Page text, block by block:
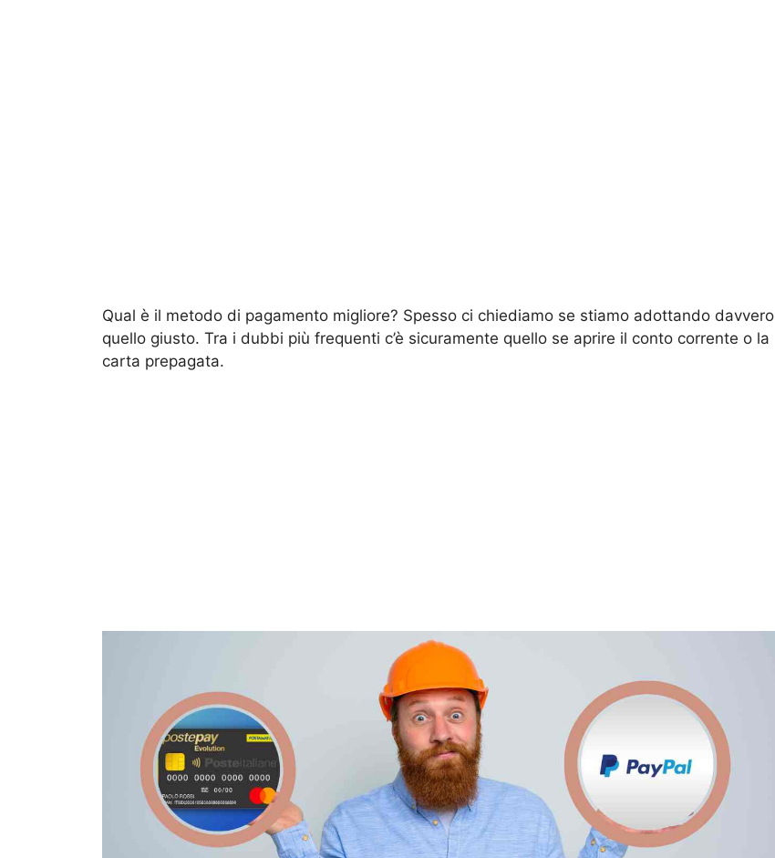
Qual è il metodo di pagamento migliore? Spesso ci chiediamo se stiamo adottando davvero
quello giusto. Tra i dubbi più frequenti c’è sicuramente quello se aprire il conto corrente o la
carta prepagata.